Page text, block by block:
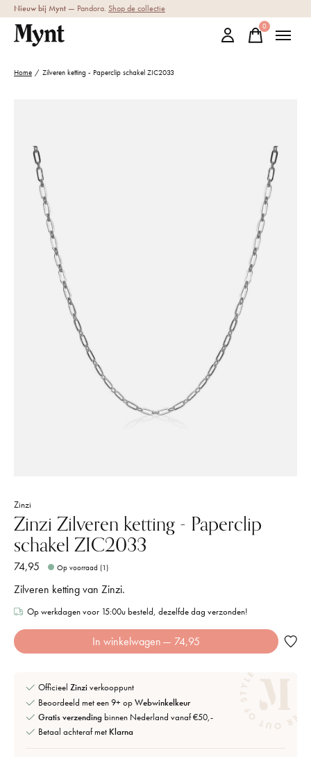
Nieuw bij Mynt — Pandora. Shop de collectie
0items
Home / Zilveren ketting - Paperclip schakel ZIC2033
Zinzi
Zinzi Zilveren ketting - Paperclip
schakel ZIC2033
74,95 Op voorraad (1)
Zilveren ketting van Zinzi.
Op werkdagen voor 15:00u besteld, dezelfde dag verzonden!
In winkelwagen — 74,95
Officieel Zinziverkooppunt
Beoordeeld met een 9+ opWebwinkelkeur
Gratis verzending binnen Nederland vanaf €50,-
Betaal achteraf met Klarna